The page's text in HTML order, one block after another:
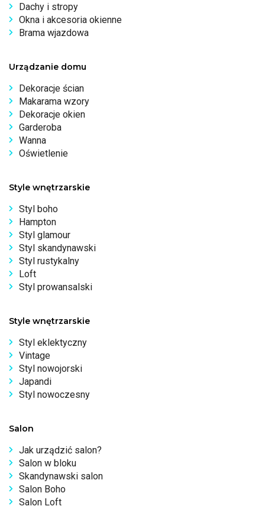
Dachy i stropy
Okna i akcesoria okienne
Brama wjazdowa
Urządzanie domu
Dekoracje ścian
Makarama wzory
Dekoracje okien
Garderoba
Wanna
Oświetlenie
Style wnętrzarskie
Styl boho
Hampton
Styl glamour
Styl skandynawski
Styl rustykalny
Loft
Styl prowansalski
Style wnętrzarskie
Styl eklektyczny
Vintage
Styl nowojorski
Japandi
Styl nowoczesny
Salon
Jak urządzić salon?
Salon w bloku
Skandynawski salon
Salon Boho
Salon Loft